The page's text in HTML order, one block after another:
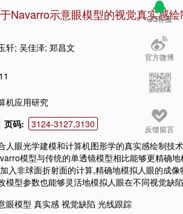
QQ客服
官方微博
反馈留言
Navarro示意眼模型的视觉真实感绘
轩; 吴佳泽; 郑昌文
机应用研究
页码:
3124-3127,3130
人眼光学建模和计算机图形学的真实感绘制技
模型与传统的单透镜模型相比能够更精确
入非球面折射面的计算,精确地模拟人眼的成
模型参数也能够灵活地模拟人眼在不同视觉缺
眼模型 真实感 视觉缺陷 光线跟踪